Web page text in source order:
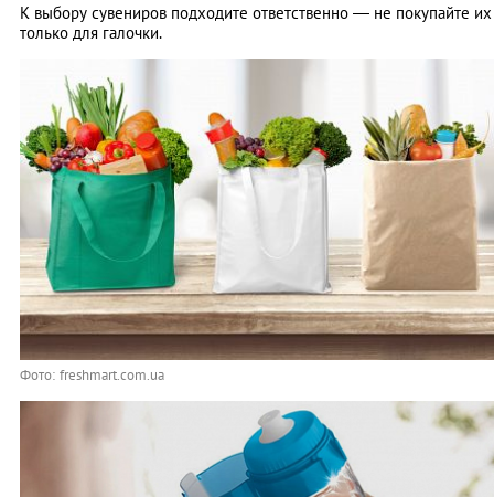
К выбору сувениров подходите ответственно — не покупайте их
только для галочки.
Фото: freshmart.com.ua